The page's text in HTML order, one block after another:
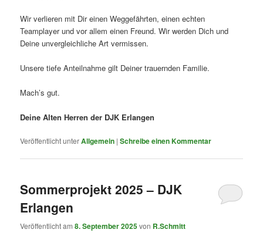
Wir verlieren mit Dir einen Weggefährten, einen echten
Teamplayer und vor allem einen Freund. Wir werden Dich und
Deine unvergleichliche Art vermissen.
Unsere tiefe Anteilnahme gilt Deiner trauernden Familie.
Mach’s gut.
Deine Alten Herren der DJK Erlangen
Veröffentlicht unterAllgemein |Schreibe einen Kommentar
Sommerprojekt 2025 – DJK
Erlangen
Veröffentlicht am8. September 2025von R.Schmitt